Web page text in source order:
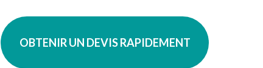
OBTENIR UN DEVIS RAPIDEMENT